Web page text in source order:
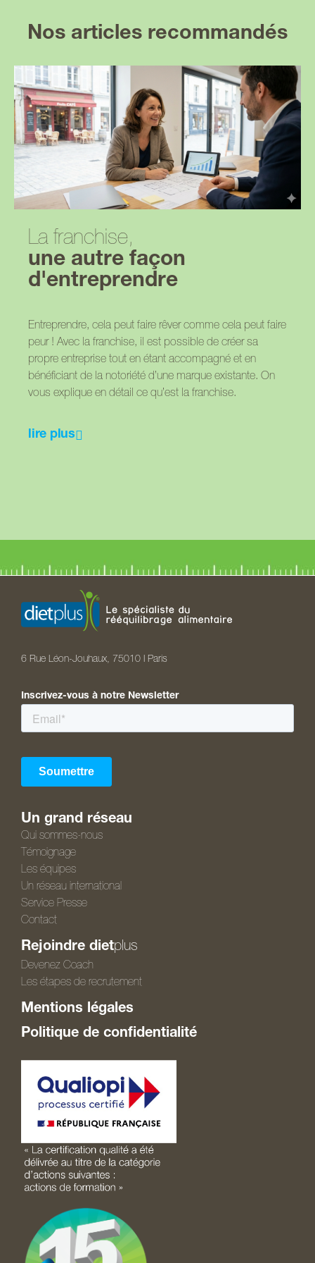
Nos articles recommandés
La franchise,
une autre façon
d'entreprendre
Entreprendre, cela peut faire rêver comme cela peut faire
peur ! Avec la franchise, il est possible de créer sa
propre entreprise tout en étant accompagné et en
bénéficiant de la notoriété d’une marque existante. On
vous explique en détail ce qu’est la franchise.
lire plus
6 Rue Léon-Jouhaux, 75010 I Paris
Inscrivez-vous à notre Newsletter
Un grand réseau
Qui sommes-nous
Témoignage
Les équipes
Un réseau international
Service Presse
Contact
Rejoindre dietplus
Devenez Coach
Les étapes de recrutement
Mentions légales
Politique de confidentialité